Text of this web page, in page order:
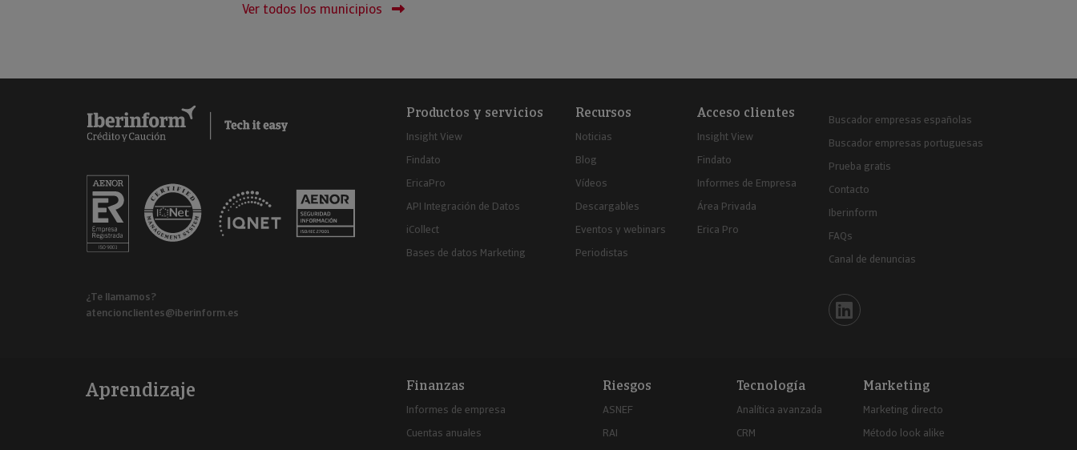
Ver todos los municipios
¿Te llamamos?
atencionclientes@iberinform.es
Productos y servicios
Insight View
Findato
EricaPro
API Integración de Datos
iCollect
Bases de datos Marketing
Recursos
Noticias
Blog
Vídeos
Descargables
Eventos y webinars
Periodistas
Acceso clientes
Insight View
Findato
Informes de Empresa
Área Privada
Erica Pro
Buscador empresas españolas
Buscador empresas portuguesas
Prueba gratis
Contacto
Iberinform
FAQs
Canal de denuncias
Iberinform en Linkedin
Aprendizaje Finanzas
Informes de empresa
Cuentas anuales
Riesgos
ASNEF
RAI
Tecnología
Analítica avanzada
CRM
Marketing
Marketing directo
Método look alike